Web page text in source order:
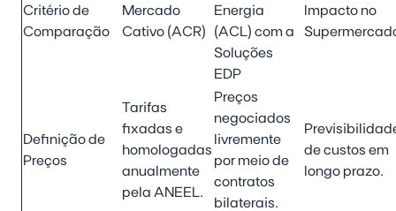
Critério de
Comparação
Mercado
Cativo (ACR)
Energia
(ACL) com a
Soluções
EDP
Impacto no
Definição de
Preços
Tarifas
fixadas e
homologadas
anualmente
pela ANEEL.
Preços
negociados
livremente
por meio de
contratos
bilaterais.
de custos em
longo prazo.